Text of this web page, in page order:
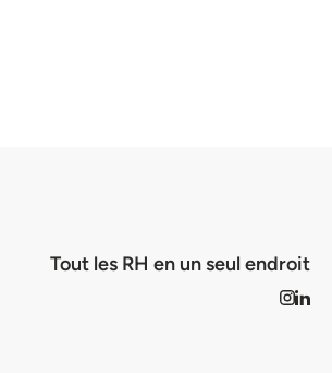
Tout les RH en un seul endroit